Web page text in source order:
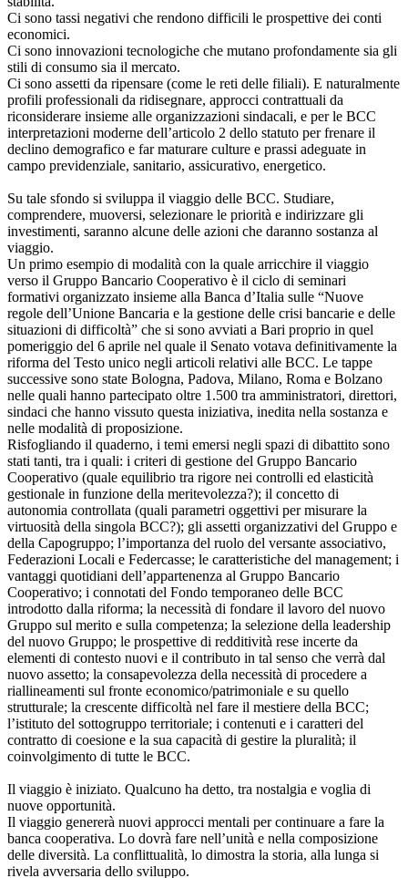
Ci sono tassi negativi che rendono difficili le prospettive dei conti
economici.
Ci sono innovazioni tecnologiche che mutano profondamente sia gli
stili di consumo sia il mercato.
Ci sono assetti da ripensare (come le reti delle filiali). E naturalmente
profili professionali da ridisegnare, approcci contrattuali da
riconsiderare insieme alle organizzazioni sindacali, e per le BCC
interpretazioni moderne dell’articolo 2 dello statuto per frenare il
declino demografico e far maturare culture e prassi adeguate in
campo previdenziale, sanitario, assicurativo, energetico.
Su tale sfondo si sviluppa il viaggio delle BCC. Studiare,
comprendere, muoversi, selezionare le priorità e indirizzare gli
investimenti, saranno alcune delle azioni che daranno sostanza al
viaggio.
Un primo esempio di modalità con la quale arricchire il viaggio
verso il Gruppo Bancario Cooperativo è il ciclo di seminari
formativi organizzato insieme alla Banca d’Italia sulle “Nuove
regole dell’Unione Bancaria e la gestione delle crisi bancarie e delle
situazioni di difficoltà” che si sono avviati a Bari proprio in quel
pomeriggio del 6 aprile nel quale il Senato votava definitivamente la
riforma del Testo unico negli articoli relativi alle BCC. Le tappe
successive sono state Bologna, Padova, Milano, Roma e Bolzano
nelle quali hanno partecipato oltre 1.500 tra amministratori, direttori,
sindaci che hanno vissuto questa iniziativa, inedita nella sostanza e
nelle modalità di proposizione.
Risfogliando il quaderno, i temi emersi negli spazi di dibattito sono
stati tanti, tra i quali: i criteri di gestione del Gruppo Bancario
Cooperativo (quale equilibrio tra rigore nei controlli ed elasticità
gestionale in funzione della meritevolezza?); il concetto di
autonomia controllata (quali parametri oggettivi per misurare la
virtuosità della singola BCC?); gli assetti organizzativi del Gruppo e
della Capogruppo; l’importanza del ruolo del versante associativo,
Federazioni Locali e Federcasse; le caratteristiche del management; i
vantaggi quotidiani dell’appartenenza al Gruppo Bancario
Cooperativo; i connotati del Fondo temporaneo delle BCC
introdotto dalla riforma; la necessità di fondare il lavoro del nuovo
Gruppo sul merito e sulla competenza; la selezione della leadership
del nuovo Gruppo; le prospettive di redditività rese incerte da
elementi di contesto nuovi e il contributo in tal senso che verrà dal
nuovo assetto; la consapevolezza della necessità di procedere a
riallineamenti sul fronte economico/patrimoniale e su quello
strutturale; la crescente difficoltà nel fare il mestiere della BCC;
l’istituto del sottogruppo territoriale; i contenuti e i caratteri del
contratto di coesione e la sua capacità di gestire la pluralità; il
coinvolgimento di tutte le BCC.
Il viaggio è iniziato. Qualcuno ha detto, tra nostalgia e voglia di
nuove opportunità.
Il viaggio genererà nuovi approcci mentali per continuare a fare la
banca cooperativa. Lo dovrà fare nell’unità e nella composizione
delle diversità. La conflittualità, lo dimostra la storia, alla lunga si
rivela avversaria dello sviluppo.